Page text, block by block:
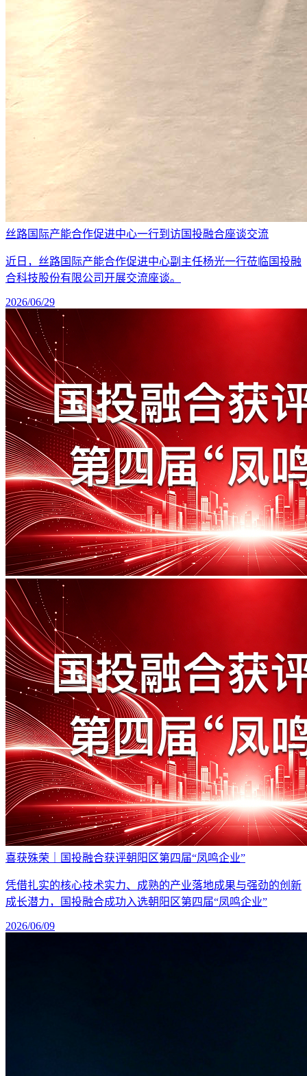
丝路国际产能合作促进中心一行到访国投融合座谈交流
近日，丝路国际产能合作促进中心副主任杨光一行莅临国投融
合科技股份有限公司开展交流座谈。
2026/06/29
喜获殊荣｜国投融合获评朝阳区第四届“凤鸣企业”
凭借扎实的核心技术实力、成熟的产业落地成果与强劲的创新
成长潜力，国投融合成功入选朝阳区第四届“凤鸣企业”
2026/06/09